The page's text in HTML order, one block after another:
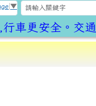
▼
車更安全。交